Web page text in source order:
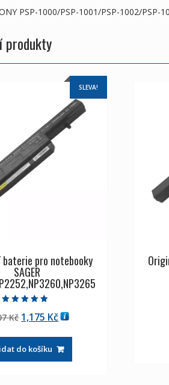
PSP-1000/PSP-1001/PSP-1002/PSP-
produkty
SLEVA!
pro notebooky
SAGER
4.50
z 5
Kč Původní
byla:
2,107 Kč
1,175 KčAktuální
je:
1,175 Kč
do košíku